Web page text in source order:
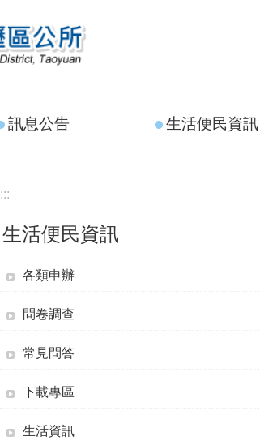
訊息公告 生活便民資訊
:::
生活便民資訊
各類申辦
問卷調查
常見問答
下載專區
生活資訊